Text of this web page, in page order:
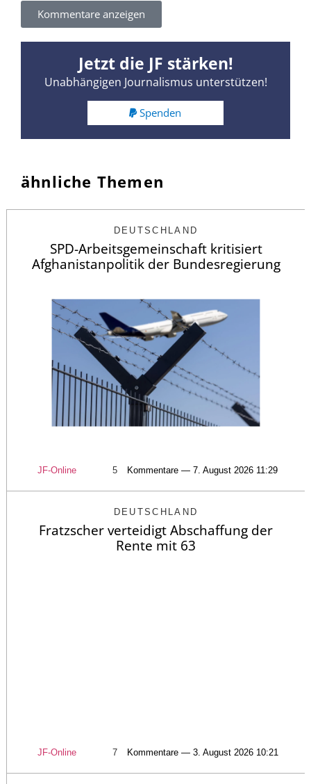
Kommentare anzeigen
Jetzt die JF stärken!
Unabhängigen Journalismus unterstützen!
Spenden
ähnliche Themen
DEUTSCHLAND
SPD-Arbeitsgemeinschaft kritisiert
Afghanistanpolitik der Bundesregierung
JF-Online 5 Kommentare — 7. August 2026 11:29
DEUTSCHLAND
Fratzscher verteidigt Abschaffung der
Rente mit 63
JF-Online 7 Kommentare — 3. August 2026 10:21